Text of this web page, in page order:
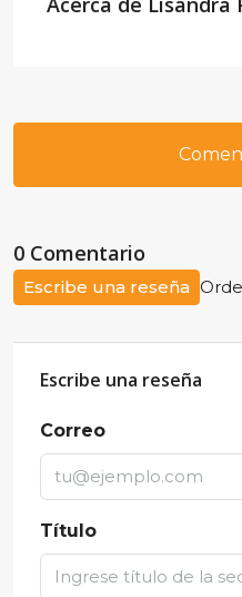
0 Comentario
Escribe una reseña
Escribe una reseña
Correo
Título